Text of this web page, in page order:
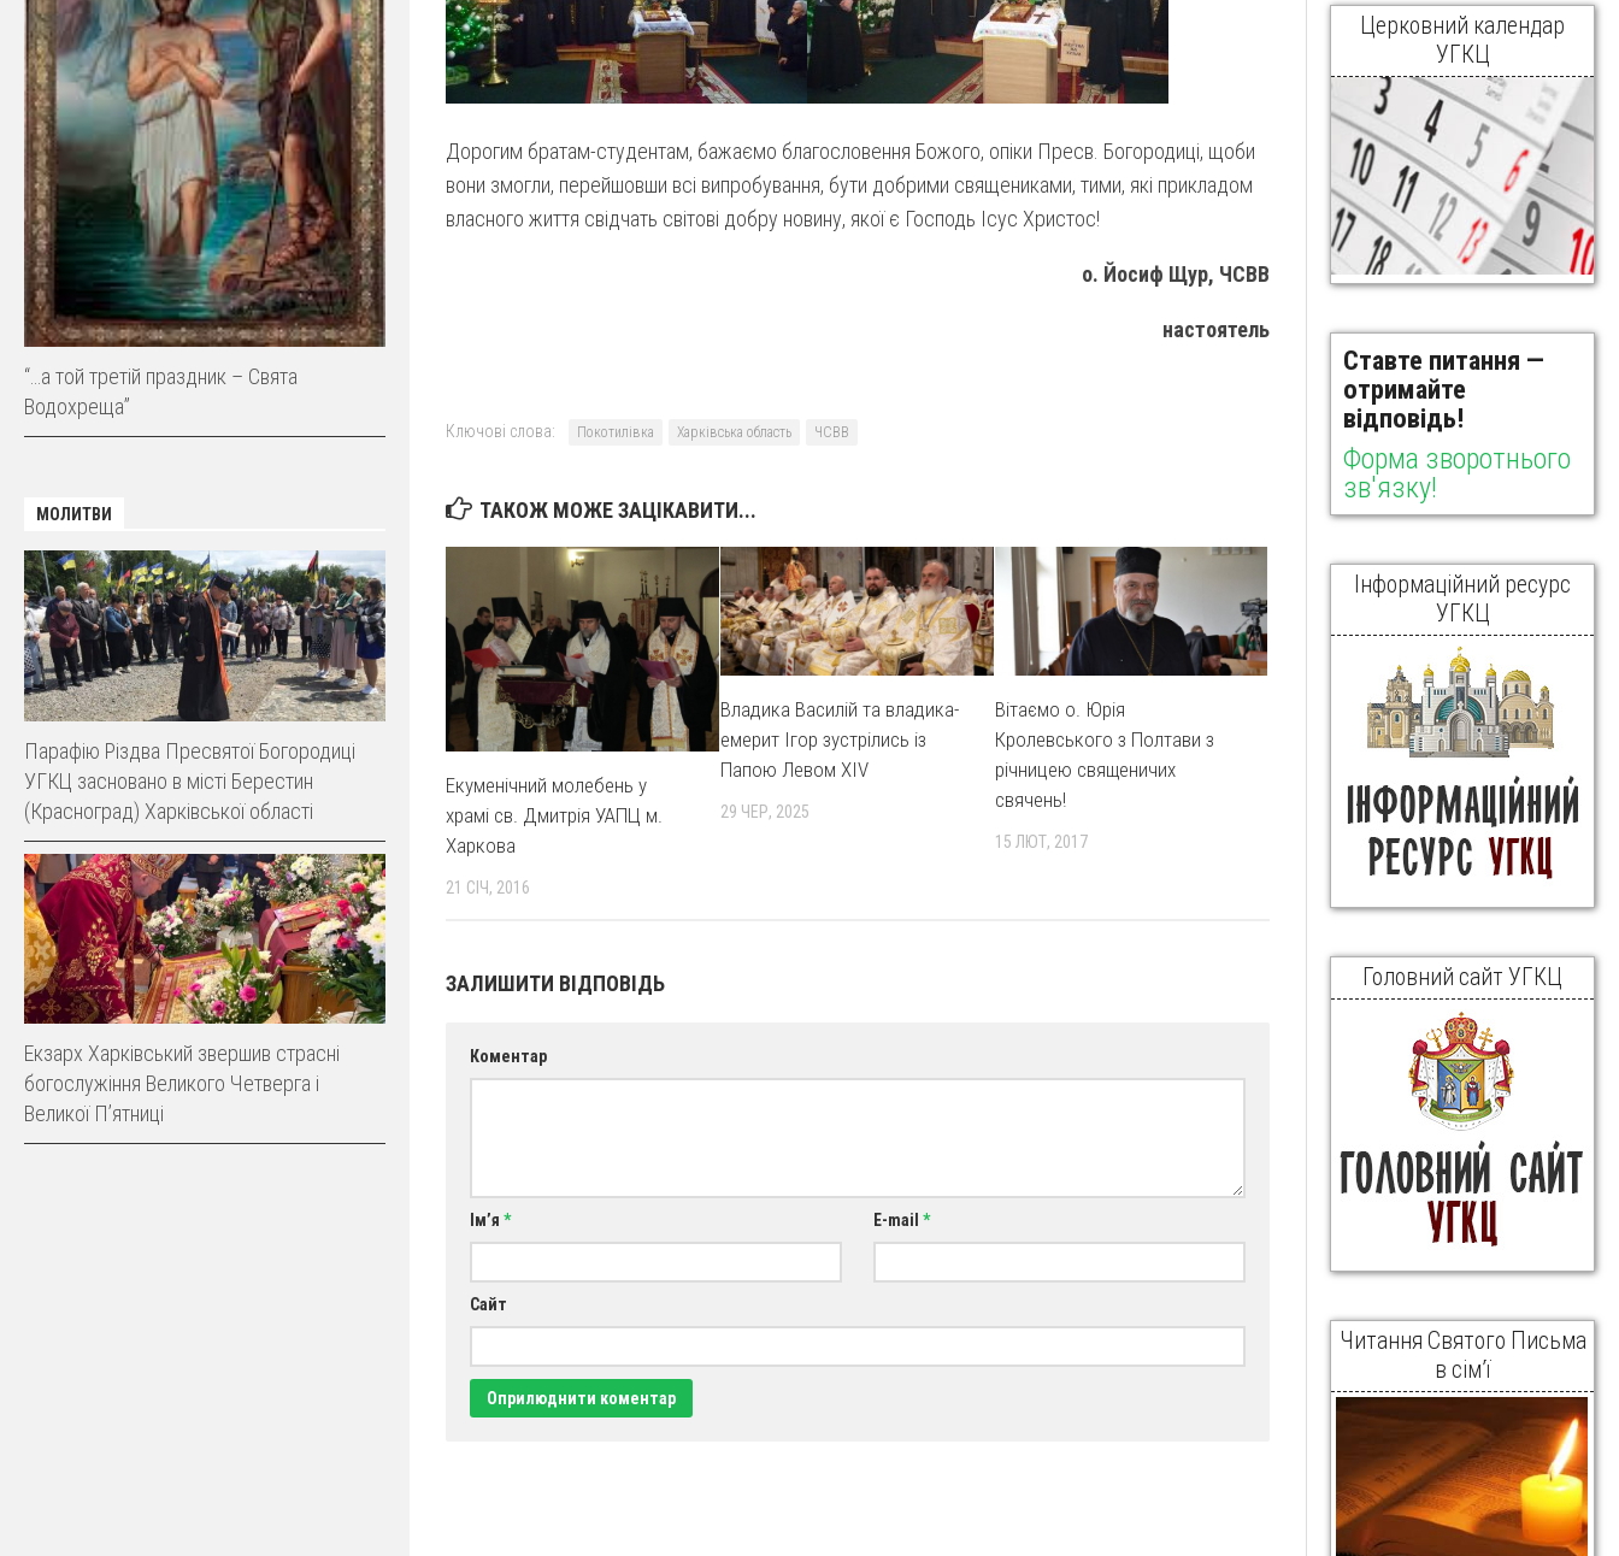
Дорогим братам-студентам, бажаємо благословення Божого, опіки Пресв. Богородиці, щоби
вони змогли, перейшовши всі випробування, бути добрими священиками, тими, які прикладом
власного життя свідчать світові добру новину, якої є Господь Ісус Христос!
о. Йосиф Щур, ЧСВВ
настоятель
Ключові слова: Покотилівка Харківська область ЧСВВ
ТАКОЖ МОЖЕ ЗАЦІКАВИТИ...
Екуменічний молебень у
храмі св. Дмитрія УАПЦ м.
Харкова
21 СІЧ, 2016
Владика Василій та владика-
емерит Ігор зустрілись із
Папою Левом XIV
29 ЧЕР, 2025
Вітаємо о. Юрія
Кролевського з Полтави з
річницею священичих
свячень!
15 ЛЮТ, 2017
ЗАЛИШИТИ ВІДПОВІДЬ
Коментар
Ім’я * E-mail *
Сайт
“…а той третій праздник – Свята
Водохреща”
МОЛИТВИ
Парафію Різдва Пресвятої Богородиці
УГКЦ засновано в місті Берестин
(Красноград) Харківської області
Екзарх Харківський звершив страсні
богослужіння Великого Четверга і
Великої Пʼятниці
Церковний календар
УГКЦ
Ставте питання —
отримайте
відповідь!
Форма зворотнього
зв'язку!
Інформаційний ресурс
УГКЦ
Головний сайт УГКЦ
Читання Святого Письма
в сім’ї